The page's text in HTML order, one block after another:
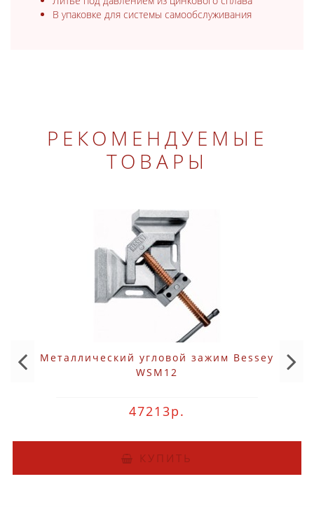
В упаковке для системы самообслуживания
РЕКОМЕНДУЕМЫЕ
ТОВАРЫ
Металлический угловой зажим Bessey
WSM12
47213р.
КУПИТЬ